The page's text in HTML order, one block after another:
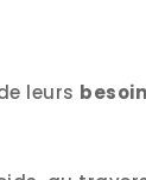
leurs